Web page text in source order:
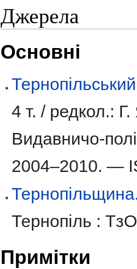
Джерела
Основні
4 т. /редкол.: Г.
Видавничо-
2004–2010. —
Тернопільщина.
Тернопіль :
Примітки